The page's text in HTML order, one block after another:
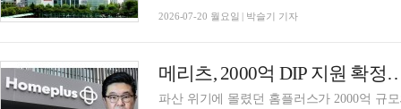
2026-07-20 월요일 | 박슬기 기자
메리츠, 2000억 DIP 지원 확
파산 위기에 몰렸던 홈플러스가 2000억 규